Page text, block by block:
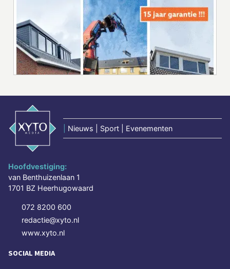
Nieuws | Sport | Evenementen
Hoofdvestiging:
van Benthuizenlaan 1
1701 BZ Heerhugowaard
072 8200 600
redactie@xyto.nl
www.xyto.nl
SOCIAL MEDIA